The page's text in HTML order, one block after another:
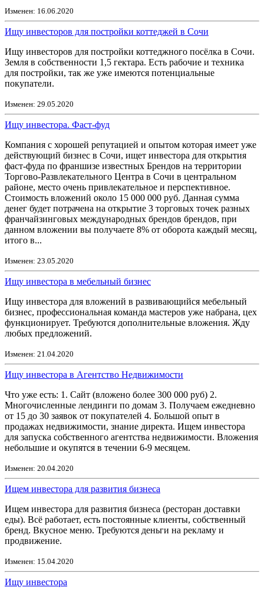
Изменен: 16.06.2020
Ищу инвесторов для постройки коттеджей в Сочи
Ищу инвесторов для постройки коттеджного посёлка в Сочи.
Земля в собственности 1,5 гектара. Есть рабочие и техника
для постройки, так же уже имеются потенциальные
покупатели.
Изменен: 29.05.2020
Ищу инвестора. Фаст-фуд
Компания с хорошей репутацией и опытом которая имеет уже
действующий бизнес в Сочи, ищет инвестора для открытия
фаст-фуда по франшизе известных Брендов на территории
Торгово-Развлекательного Центра в Сочи в центральном
районе, место очень привлекательное и перспективное.
Стоимость вложений около 15 000 000 руб. Данная сумма
денег будет потрачена на открытие 3 торговых точек разных
франчайзинговых международных брендов брендов, при
данном вложении вы получаете 8% от оборота каждый месяц,
итого в...
Изменен: 23.05.2020
Ищу инвестора в мебельный бизнес
Ищу инвестора для вложений в развивающийся мебельный
бизнес, профессиональная команда мастеров уже набрана, цех
функционирует. Требуются дополнительные вложения. Жду
любых предложений.
Изменен: 21.04.2020
Ищу инвестора в Агентство Недвижимости
Что уже есть: 1. Сайт (вложено более 300 000 руб) 2.
Многочисленные лендинги по домам 3. Получаем ежедневно
от 15 до 30 заявок от покупателей 4. Большой опыт в
продажах недвижимости, знание директа. Ищем инвестора
для запуска собственного агентства недвижимости. Вложения
небольшие и окупятся в течении 6-9 месяцем.
Изменен: 20.04.2020
Ищем инвестора для развития бизнеса
Ищем инвестора для развития бизнеса (ресторан доставки
еды). Всё работает, есть постоянные клиенты, собственный
бренд. Вкусное меню. Требуются деньги на рекламу и
продвижение.
Изменен: 15.04.2020
Ищу инвестора